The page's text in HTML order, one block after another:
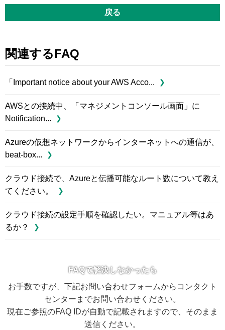
戻る
関連するFAQ
「Important notice about your AWS Acco...
AWSとの接続中、「マネジメントコンソール画面」に
Notification...
Azureの仮想ネットワークからインターネットへの通信が、
beat-box...
クラウド接続で、Azureと伝播可能なルート数について教え
てください。
クラウド接続の設定手順を確認したい。マニュアル等はあ
るか？
FAQで解決しなかったら
お手数ですが、下記お問い合わせフォームからコンタクト
センターまでお問い合わせください。
現在ご参照のFAQ IDが自動で記載されますので、そのまま
送信ください。